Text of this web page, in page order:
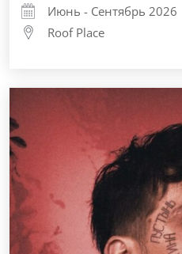
Июнь - Сентябрь 2026
Roof Place